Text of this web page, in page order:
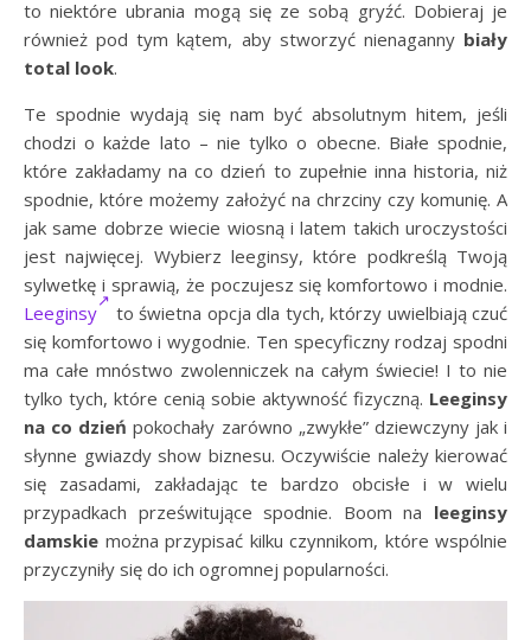
to niektóre ubrania mogą się ze sobą gryźć. Dobieraj je
również pod tym kątem, aby stworzyć nienaganny biały
total look.
Te spodnie wydają się nam być absolutnym hitem, jeśli
chodzi o każde lato – nie tylko o obecne. Białe spodnie,
które zakładamy na co dzień to zupełnie inna historia, niż
spodnie, które możemy założyć na chrzciny czy komunię. A
jak same dobrze wiecie wiosną i latem takich uroczystości
jest najwięcej. Wybierz leeginsy, które podkreślą Twoją
sylwetkę i sprawią, że poczujesz się komfortowo i modnie.
Leeginsy
to świetna opcja dla tych, którzy uwielbiają czuć
się komfortowo i wygodnie. Ten specyficzny rodzaj spodni
ma całe mnóstwo zwolenniczek na całym świecie! I to nie
tylko tych, które cenią sobie aktywność fizyczną. Leeginsy
na co dzień pokochały zarówno „zwykłe” dziewczyny jak i
słynne gwiazdy show biznesu. Oczywiście należy kierować
się zasadami, zakładając te bardzo obcisłe i w wielu
przypadkach prześwitujące spodnie. Boom na leeginsy
damskie można przypisać kilku czynnikom, które wspólnie
przyczyniły się do ich ogromnej popularności.